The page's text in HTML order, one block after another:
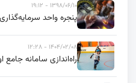
۱۳۹۸/۰۶/۱۰ - ۱۹:۱۲
پنجره واحد
۱۴۰۴/۰۲/۰۸ - ۱۲:۲۸
راه‌اندازی سامانه